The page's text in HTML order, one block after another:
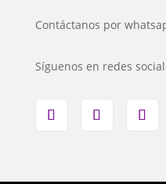
Contáctanos por
Síguenos en redes